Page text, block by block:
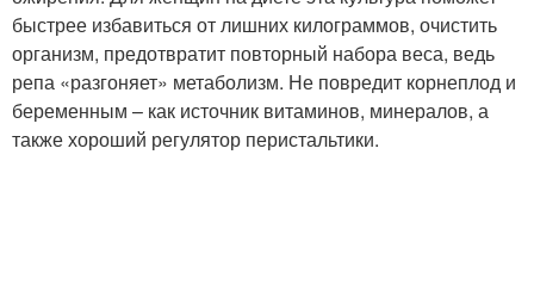
Репа на зиму Репа в подмосковье
Блюда из репы Репы на зиму
быстрее избавиться от лишних килограммов, очистить
организм, предотвратит повторный набора веса, ведь
репа «разгоняет» метаболизм. Не повредит корнеплод и
беременным – как источник витаминов, минералов, а
также хороший регулятор перистальтики.